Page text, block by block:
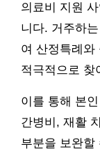
의료비 지원
니다. 거주하
여 산정특례와
적극적으로 찾
이를 통해 본
간병비, 재활
부분을 보완할